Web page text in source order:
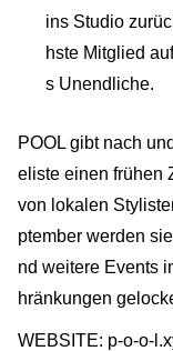
ins Studio
hste Mitglied
s Unendliche.
POOL gibt nach
eliste einen frühen
von lokalen
ptember werden
nd weitere Events
hränkungen
WEBSITE: p-o-o-